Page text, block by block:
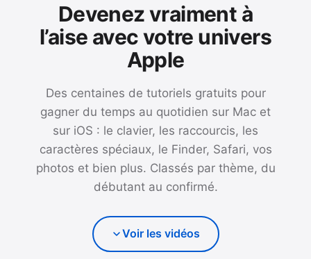
Devenez vraiment à
l’aise avec votre univers
Apple
Des centaines de tutoriels gratuits pour
gagner du temps au quotidien sur Mac et
sur iOS : le clavier, les raccourcis, les
caractères spéciaux, le Finder, Safari, vos
photos et bien plus. Classés par thème, du
débutant au confirmé.
Voir les vidéos